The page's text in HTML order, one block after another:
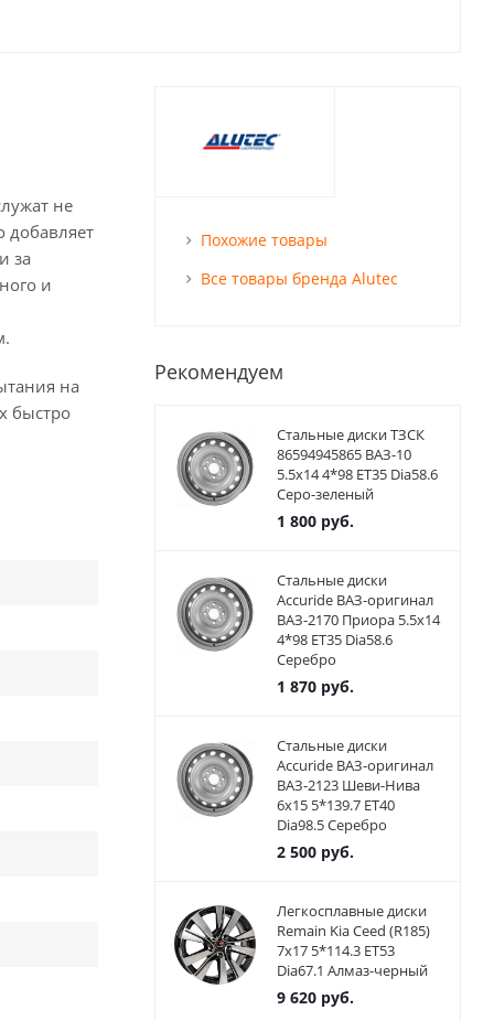
не
добавляет
за
и
на
быстро
Похожие товары
Все товары бренда Alutec
Рекомендуем
Стальные диски ТЗСК
86594945865 ВАЗ-10
5.5x14 4*98 ET35 Dia58.6
Серо-зеленый
1 800руб.
Стальные диски
Accuride ВАЗ-оригинал
ВАЗ-2170 Приора 5.5x14
4*98 ET35 Dia58.6
Серебро
1 870руб.
Стальные диски
Accuride ВАЗ-оригинал
ВАЗ-2123 Шеви-Нива
6x15 5*139.7 ET40
Dia98.5 Серебро
2 500руб.
Легкосплавные диски
Remain Kia Ceed (R185)
7x17 5*114.3 ET53
Dia67.1 Алмаз-черный
9 620руб.